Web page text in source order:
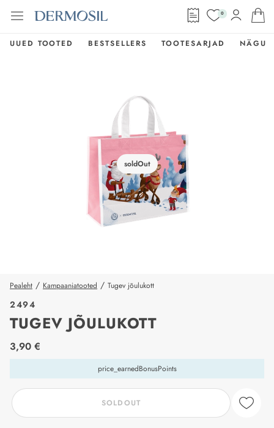
0
UUED TOOTED BESTSELLERS TOOTESARJAD NÄGU
soldOut
Pealeht / Kampaaniatooted / Tugev jõulukott
2494
TUGEV JÕULUKOTT
price_label
3,90 €
price_earnedBonusPoints
SOLDOUT